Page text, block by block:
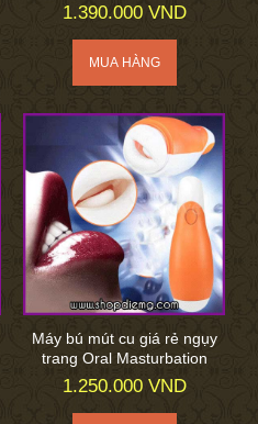
1.390.000 VND
Máy bú mút cu giá rẻ ngụy
trang Oral Masturbation
1.250.000 VND